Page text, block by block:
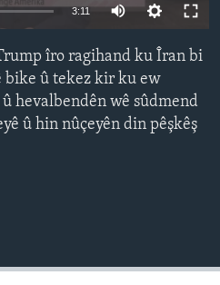
480p
3:11 Auto
480p
îro ragihand ku Îran bi
û tekez kir ku ew
hevalbendên wê sûdmend
û hin nûçeyên din pêşkêş